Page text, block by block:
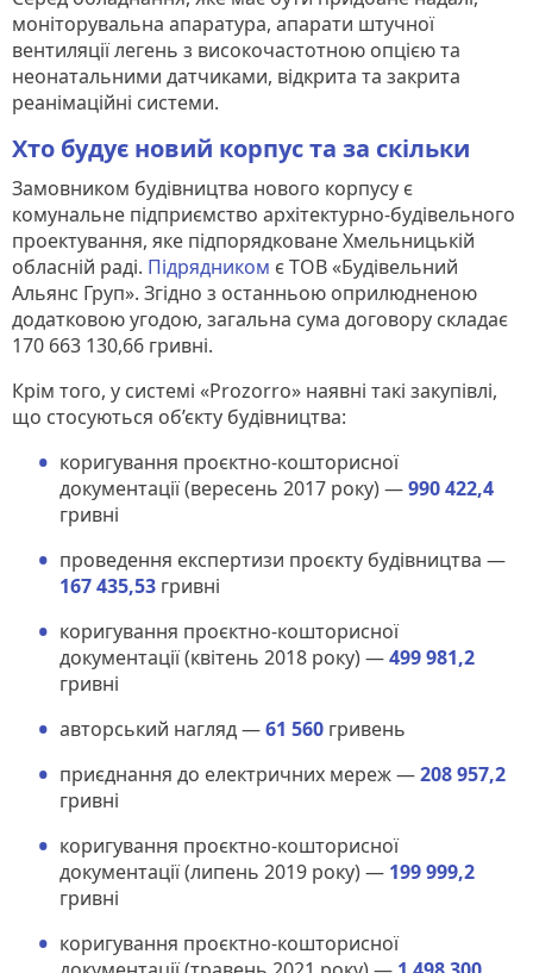
моніторувальна апаратура, апарати штучної
вентиляції легень з високочастотною опцією та
неонатальними датчиками, відкрита та закрита
реанімаційні системи.
Хто будує новий корпус та за скільки
Замовником будівництва нового корпусу є
комунальне підприємство архітектурно-будівельного
проектування, яке підпорядковане Хмельницькій
обласній раді. Підрядником є ТОВ «Будівельний
Альянс Груп». Згідно з останньою оприлюдненою
додатковою угодою, загальна сума договору складає
170 663 130,66 гривні.
Крім того, у системі «Prozorro» наявні такі закупівлі,
що стосуються об’єкту будівництва:
коригування проєктно-кошторисної
документації (вересень 2017 року) —990 422,4
гривні
проведення експертизи проєкту будівництва —
167 435,53 гривні
коригування проєктно-кошторисної
документації (квітень 2018 року) —499 981,2
гривні
авторський нагляд —61 560 гривень
приєднання до електричних мереж —208 957,2
гривні
коригування проєктно-кошторисної
документації (липень 2019 року) — 199 999,2
гривні
коригування проєктно-кошторисної